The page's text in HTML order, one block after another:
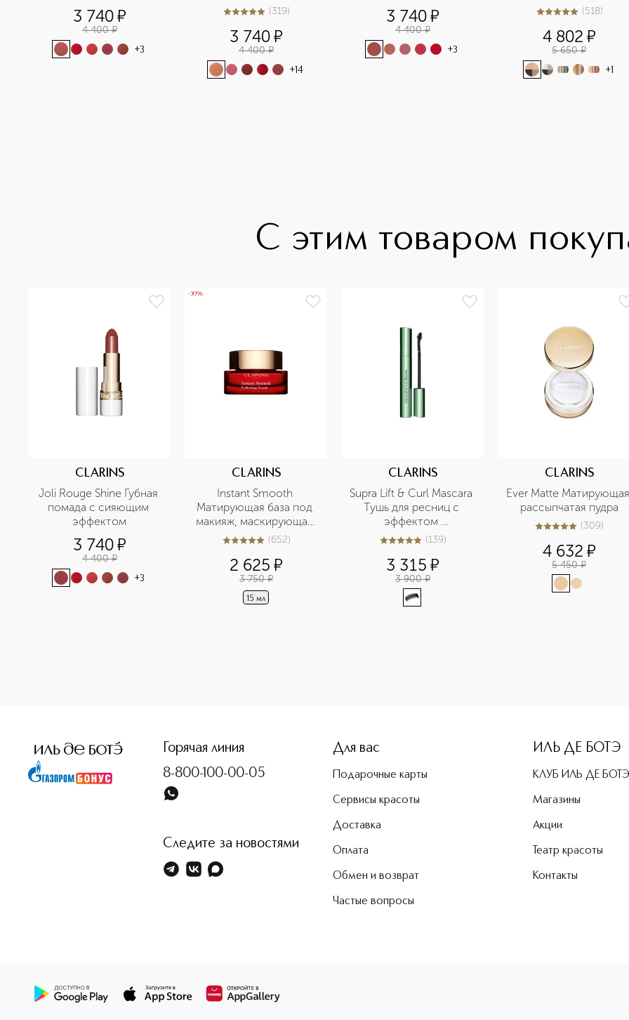
3 740¤
4 400 ¤
+3
4.9из5319 (319)
3 740¤
4 400 ¤
+14
3 740¤
4 400 ¤
+3
4.9из5518 (518)
4 802 ¤
5 650 ¤
+1
С этим товаром
CLARINS
Joli Rouge Shine Губная
помада с сияющим
эффектом
3 740¤
4 400 ¤
+3
-30%
CLARINS
Instant Smooth
Матирующая база под
макияж, маскирующая
морщины
5из 5652 (652)
2 625 ¤
3 750 ¤
15 мл
CLARINS
Supra Lift & Curl Mascara
Тушь для ресниц с
эффектом
подкручивания и
4.9из5139 (139)
3 315 ¤
3 900 ¤
CLARINS
Ever Matte Матирующая
рассыпчатая пудра
5из 5309 (309)
4 632 ¤
5 450 ¤
Горячая линия
8-800-100-00-05
Следите за новостями
Для вас
Подарочные карты
Сервисы красоты
Доставка
Оплата
Обмен и возврат
Частые вопросы
ИЛЬ ДЕ БОТЭ
КЛУБ ИЛЬ ДЕ БОТЭ
Магазины
Акции
Театр красоты
Контакты